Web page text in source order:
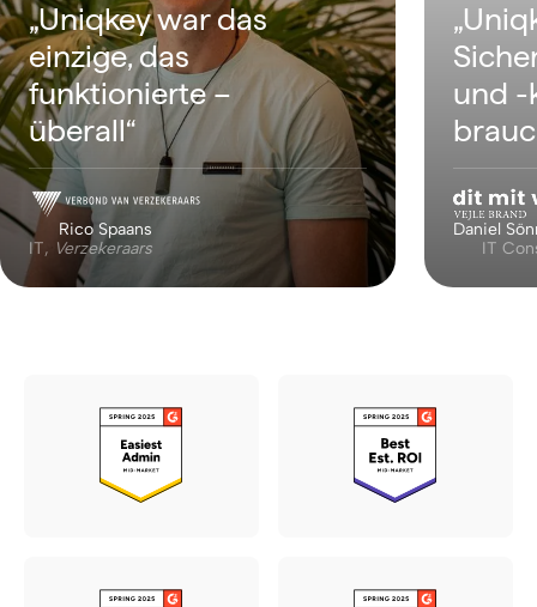
„Uniqkey war das
einzige, das
funktionierte –
überall“
Rico Spaans
IT, Verzekeraars
und -
Daniel
IT